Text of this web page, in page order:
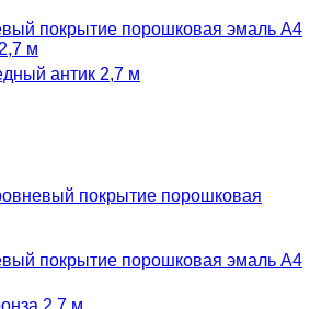
покрытие порошковая эмаль А4
м
покрытие порошковая эмаль А4